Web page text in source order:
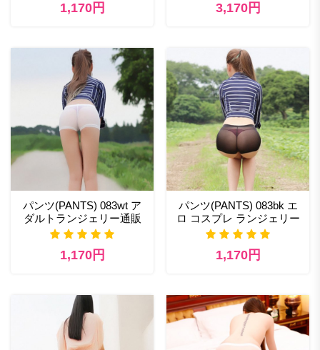
1,170円 3,170円
パンツ(PANTS) 083wt ア
ダルトランジェリー通販
1,170円
パンツ(PANTS) 083bk エ
ロ コスプレ ランジェリー
1,170円